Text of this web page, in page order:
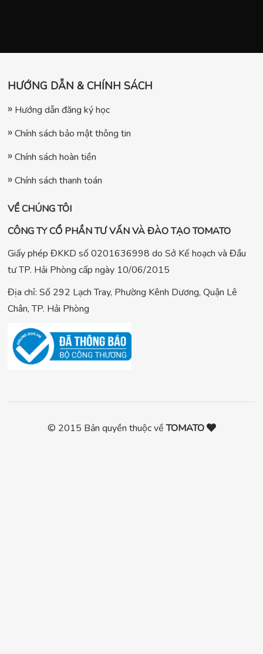
HƯỚNG DẪN & CHÍNH SÁCH
Hướng dẫn đăng ký học
Chính sách bảo mật thông tin
Chính sách hoàn tiền
Chính sách thanh toán
VỀ CHÚNG TÔI
CÔNG TY CỔ PHẦN TƯ VẤN VÀ ĐÀO TẠO TOMATO
Giấy phép ĐKKD số 0201636998 do Sở Kế hoạch và Đầu
tư TP. Hải Phòng cấp ngày 10/06/2015
Địa chỉ: Số 292 Lạch Tray, Phường Kênh Dương, Quận Lê
Chân, TP. Hải Phòng
© 2015 Bản quyền thuộc vềTOMATO